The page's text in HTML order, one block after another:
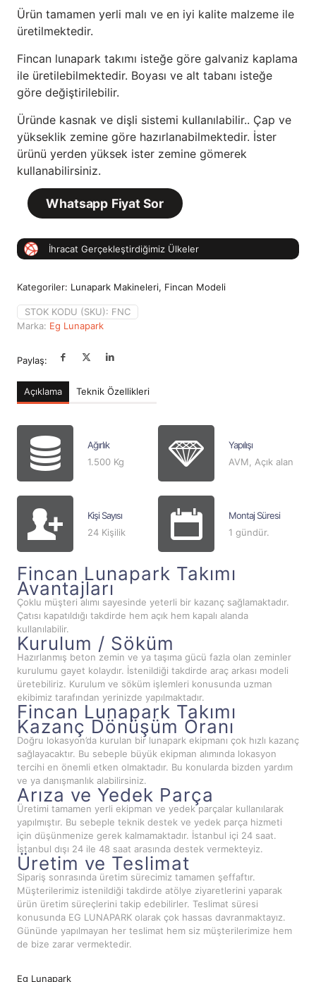
Ürün tamamen yerli malı ve en iyi kalite malzeme ile
üretilmektedir.
Fincan lunapark takımı isteğe göre galvaniz kaplama
ile üretilebilmektedir. Boyası ve alt tabanı isteğe
göre değiştirilebilir.
Üründe kasnak ve dişli sistemi kullanılabilir.. Çap ve
yükseklik zemine göre hazırlanabilmektedir. İster
ürünü yerden yüksek ister zemine gömerek
kullanabilirsiniz.
Whatsapp Fiyat Sor
İhracat Gerçekleştirdiğimiz Ülkeler
Kategoriler: Lunapark Makineleri, Fincan Modeli
STOK KODU (SKU): FNC
Marka: Eg Lunapark
Paylaş:
Açıklama Teknik Özellikleri
Ağırlık
1.500 Kg
Yapılışı
AVM, Açık alan
Kişi Sayısı
24 Kişilik
Montaj Süresi
1 gündür.
Fincan Lunapark Takımı
Avantajları
Çoklu müşteri alımı sayesinde yeterli bir kazanç sağlamaktadır.
Çatısı kapatıldığı takdirde hem açık hem kapalı alanda
kullanılabilir.
Kurulum / Söküm
Hazırlanmış beton zemin ve ya taşıma gücü fazla olan zeminler
kurulumu gayet kolaydır. İstenildiği takdirde araç arkası modeli
üretebiliriz. Kurulum ve söküm işlemleri konusunda uzman
ekibimiz tarafından yerinizde yapılmaktadır.
Fincan Lunapark Takımı
Kazanç Dönüşüm Oranı
Doğru lokasyon’da kurulan bir lunapark ekipmanı çok hızlı kazanç
sağlayacaktır. Bu sebeple büyük ekipman alımında lokasyon
tercihi en önemli etken olmaktadır. Bu konularda bizden yardım
ve ya danışmanlık alabilirsiniz.
Arıza ve Yedek Parça
Üretimi tamamen yerli ekipman ve yedek parçalar kullanılarak
yapılmıştır. Bu sebeple teknik destek ve yedek parça hizmeti
için düşünmenize gerek kalmamaktadır. İstanbul içi 24 saat.
İstanbul dışı 24 ile 48 saat arasında destek vermekteyiz.
Üretim ve Teslimat
Sipariş sonrasında üretim sürecimiz tamamen şeffaftır.
Müşterilerimiz istenildiği takdirde atölye ziyaretlerini yaparak
ürün üretim süreçlerini takip edebilirler. Teslimat süresi
konusunda EG LUNAPARK olarak çok hassas davranmaktayız.
Gününde yapılmayan her teslimat hem siz müşterilerimize hem
de bize zarar vermektedir.
Eg Lunapark